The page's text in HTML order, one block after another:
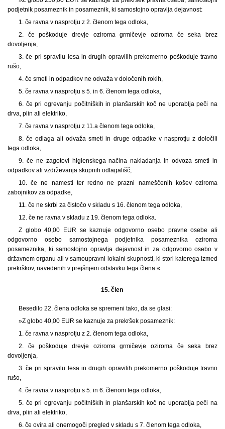
podjetnik posameznik in posameznik, ki samostojno opravlja dejavnost:
1. če ravna v nasprotju z 2. členom tega odloka,
2. če poškoduje drevje oziroma grmičevje oziroma če seka brez
dovoljenja,
3. če pri spravilu lesa in drugih opravilih prekomerno poškoduje travno
rušo,
4. če smeti in odpadkov ne odvaža v določenih rokih,
5. če ravna v nasprotju s 5. in 6. členom tega odloka,
6. če pri ogrevanju počitniških in planšarskih koč ne uporablja peči na
drva, plin ali elektriko,
7. če ravna v nasprotju z 11.a členom tega odloka,
8. če odlaga ali odvaža smeti in druge odpadke v nasprotju z določili
tega odloka,
9. če ne zagotovi higienskega načina nakladanja in odvoza smeti in
odpadkov ali vzdrževanja skupnih odlagališč,
10. če ne namesti ter redno ne prazni nameščenih košev oziroma
zabojnikov za odpadke,
11. če ne skrbi za čistočo v skladu s 16. členom tega odloka,
12. če ne ravna v skladu z 19. členom tega odloka.
Z globo 40,00 EUR se kaznuje odgovorno osebo pravne osebe ali
odgovorno osebo samostojnega podjetnika posameznika oziroma
posameznika, ki samostojno opravlja dejavnost in za odgovorno osebo v
državnem organu ali v samoupravni lokalni skupnosti, ki stori katerega izmed
prekrškov, navedenih v prejšnjem odstavku tega člena.«
15. člen
Besedilo 22. člena odloka se spremeni tako, da se glasi:
»Z globo 40,00 EUR se kaznuje za prekršek posameznik:
1. če ravna v nasprotju z 2. členom tega odloka,
2. če poškoduje drevje oziroma grmičevje oziroma če seka brez
dovoljenja,
3. če pri spravilu lesa in drugih opravilih prekomerno poškoduje travno
rušo,
4. če ravna v nasprotju s 5. in 6. členom tega odloka,
5. če pri ogrevanju počitniških in planšarskih koč ne uporablja peči na
drva, plin ali elektriko,
6. če ovira ali onemogoči pregled v skladu s 7. členom tega odloka,